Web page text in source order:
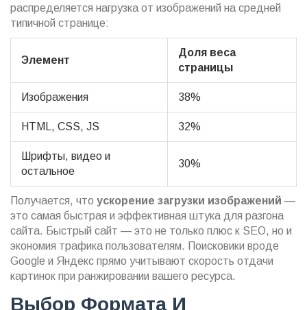
распределяется нагрузка от изображений на средней
типичной странице:
Элемент
Доля веса
страницы
Изображения 38%
HTML, CSS, JS 32%
Шрифты, видео и
остальное
30%
Получается, что ускорение загрузки изображений —
это самая быстрая и эффективная штука для разгона
сайта. Быстрый сайт — это не только плюс к SEO, но и
экономия трафика пользователям. Поисковики вроде
Google и Яндекс прямо учитывают скорость отдачи
картинок при ранжировании вашего ресурса.
Выбор Формата И